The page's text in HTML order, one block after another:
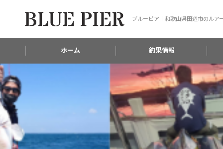
ブルーピア｜和歌山県田辺市のルア
ホーム 釣果情報